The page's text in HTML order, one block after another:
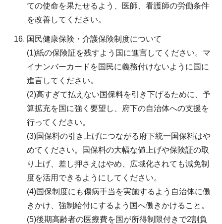
ての使命を果たせるよう、医師、看護師の労働条件
を改善してください。
国民健康保険・介護保険制度について
(1)紙の保険証を残すよう国に進言してください。マ
イナンバーカードを国民に義務付けないように国に
進言してください。
(2)高すぎて払えない国保料を引き下げるために、予
算拡充を国に強く要望し、府下の自治体への支援を
行ってください。
(3)国保料の引き上げにつながる府下統一国保料はや
めてください。国保料の大幅な値上げや保険証の取
り上げ、差し押さえはやめ、広域化されても減免制
度を活用できるようにしてください。
(4)国保制度にも傷病手当を実施するよう自治体に働
きかけ、強制給付にするよう国へ働きかけること。
(5)後期高齢者の医療費を国が所得制限付きで2割負